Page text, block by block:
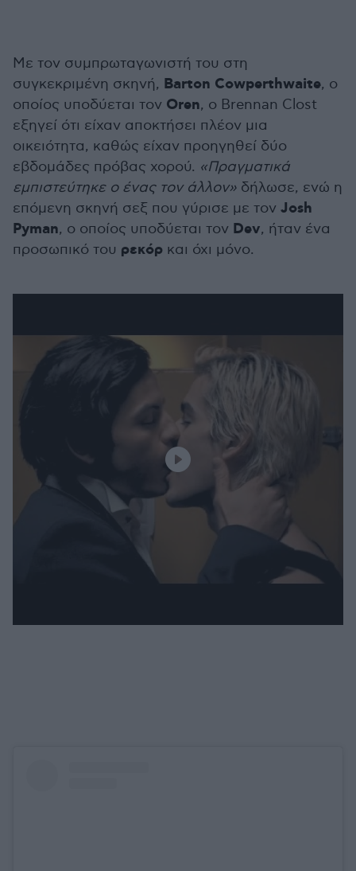
Με τον συμπρωταγωνιστή του στη
συγκεκριμένη σκηνή, Barton Cowperthwaite, ο
οποίος υποδύεται τον Oren, ο Brennan Clost
εξηγεί ότι είχαν αποκτήσει πλέον μια
οικειότητα, καθώς είχαν προηγηθεί δύο
εβδομάδες πρόβας χορού. «Πραγματικά
εμπιστεύτηκε ο ένας τον άλλον» δήλωσε, ενώ η
επόμενη σκηνή σεξ που γύρισε με τον Josh
Pyman, ο οποίος υποδύεται τον Dev, ήταν ένα
προσωπικό του ρεκόρ και όχι μόνο.